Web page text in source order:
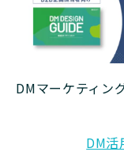
DMマーケティン
DM活